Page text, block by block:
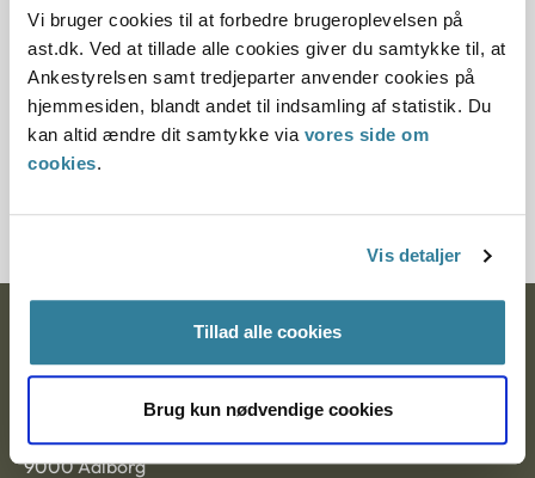
Vi bruger cookies til at forbedre brugeroplevelsen på
ast.dk. Ved at tillade alle cookies giver du samtykke til, at
Ankestyrelsen samt tredjeparter anvender cookies på
hjemmesiden, blandt andet til indsamling af statistik. Du
kan altid ændre dit samtykke via vores side om
cookies.
Vis detaljer
Tillad alle cookies
Brug kun nødvendige cookies
12.07.2013
Paragraf
§ 9a § 46 § 9
Postadresse:
Nytorv 7, 2. sal
9000 Aalborg